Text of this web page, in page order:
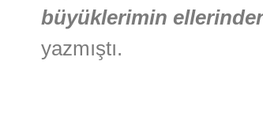
büyüklerimin
yazmıştı.